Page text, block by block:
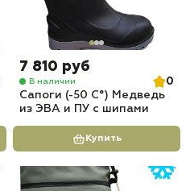
7 810 руб
В наличии
0
Сапоги (-50 С°) Медведь
из ЭВА и ПУ с шипами
Купить